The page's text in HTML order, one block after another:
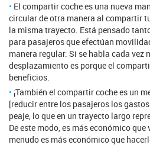
El compartir coche es una nueva
circular de otra manera al compartir
la misma trayecto. Está pensado
para pasajeros que efectúan
manera regular. Si se habla cada vez
desplazamiento es porque el
beneficios.
¡También el compartir coche es un
[reducir entre los pasajeros los
peaje, lo que en un trayecto largo
De este modo, es más económico
menudo es más económico que